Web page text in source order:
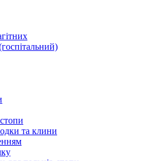
та клини